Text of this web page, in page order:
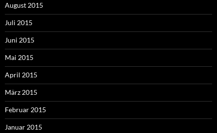
August 2015
Juli 2015
Juni 2015
Mai 2015
April 2015
März 2015
Februar 2015
Januar 2015